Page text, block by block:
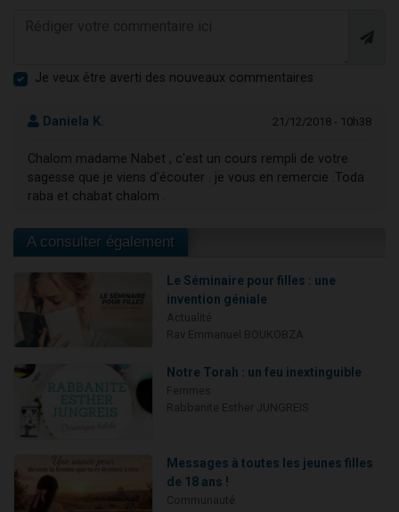
Je veux être averti des nouveaux commentaires
Daniela K. 21/12/2018 - 10h38
Chalom madame Nabet , c'est un cours rempli de votre
sagesse que je viens d'écouter . je vous en remercie .Toda
raba et chabat chalom .
A consulter également
Le Séminaire pour filles : une
invention géniale
Notre Torah : un feu inextinguible
Messages à toutes les jeunes filles
de 18 ans !